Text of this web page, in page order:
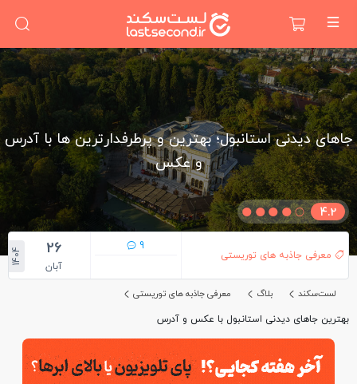
جاهای دیدنی استانبول؛ بهترین و پرطرفدارترین ها با آدرس
و عکس
4.2
معرفی جاذبه های توریستی
9
26
آبان
1404
لست‌سکند بلاگ
معرفی جاذبه های توریستی
بهترین جاهای دیدنی استانبول با عکس و آدرس